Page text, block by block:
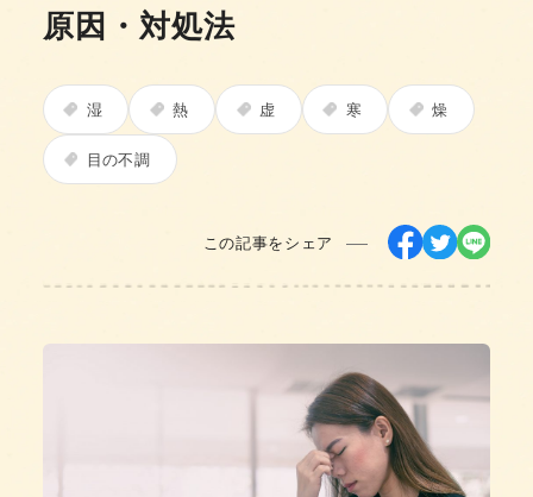
この記事をシェア
原因・対処法
湿 熱 虚 寒 燥
目の不調